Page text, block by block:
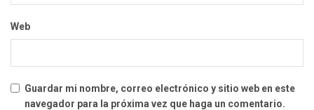
Web
Guardar mi nombre, correo electrónico y sitio web en este
navegador para la próxima vez que haga un comentario.